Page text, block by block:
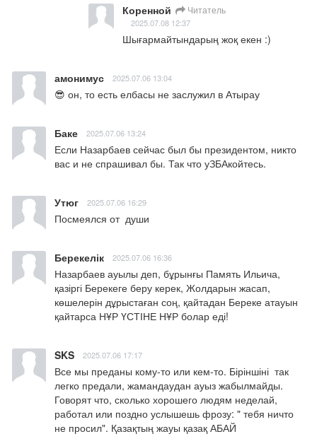
Коренной Читатель
2025.07.08 12:37
Шығармайтындарың жоқ екен :)
амонимус 2025.07.06 13:04
😎 он, то есть елбасы не заслужил в Атырау
Баке 2025.07.06 13:24
Если Назарбаев сейчас был бы президентом, никто
вас и не спрашивал бы. Так что уЗБАкойтесь.
Утюг 2025.07.06 16:29
Посмеялся от  души
Берекелік 2025.07.06 16:36
Назарбаев ауылы деп, бұрынғы Память Ильича,
қазіргі Берекеге беру керек, Жолдарын жасап,
көшелерін дұрыстаған соң, қайтадан Береке атауын
қайтарса НҰР ҮСТІНЕ НҰР болар еді!
SKS 2025.07.06 17:17
Все мы преданы кому-то или кем-то. Біріншіні  так
легко предали, жамандаудан ауыз жабылмайды.
Говорят что, сколько хорошего людям неделай,
работал или поздно услышешь фрозу: " тебя ничто
не просил". Қазақтың жауы қазақ АБАЙ